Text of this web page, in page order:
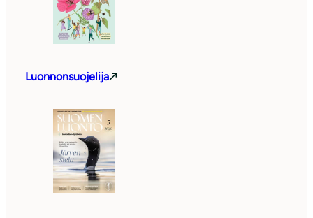
Luonnonsuojelija